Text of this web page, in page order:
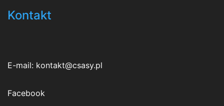
Kontakt
E-mail: kontakt@csasy.pl
Facebook